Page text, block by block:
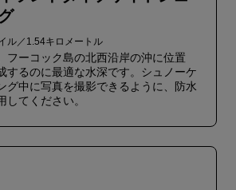
ル／1.54キロメートル
フーコック島の北西沿岸の沖に位置
するのに最適な水深です。シュノーケ
グ中に写真を撮影できるように、防水
てください。